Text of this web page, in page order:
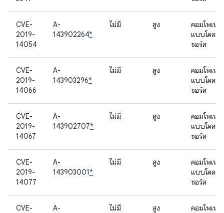
CVE-
2019-
14054
A-
143902264*
ไม่มี สูง
คอมโพเนน
แบบโคลส
ซอร์ส
CVE-
2019-
14066
A-
143903296*
ไม่มี สูง
คอมโพเนน
แบบโคลส
ซอร์ส
CVE-
2019-
14067
A-
143902707*
ไม่มี สูง
คอมโพเนน
แบบโคลส
ซอร์ส
CVE-
2019-
14077
A-
143903001*
ไม่มี สูง
คอมโพเนน
แบบโคลส
ซอร์ส
CVE-
A-
ไม่มี สูง
คอมโพเนน